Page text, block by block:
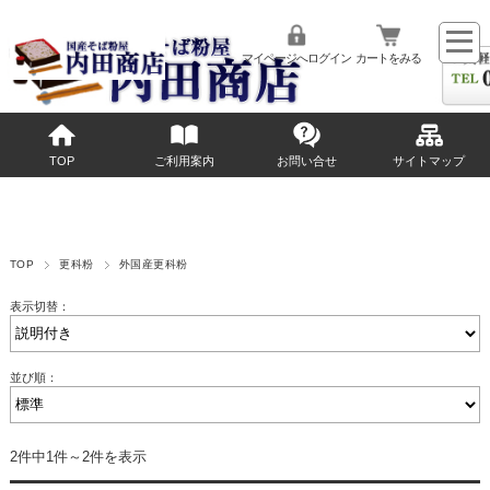
マイページへログイン カートをみる
TOP ご利用案内 お問い合せ サイトマップ
TOP 更科粉 外国産更科粉
表示切替：
並び順：
2件中1件～2件を表示